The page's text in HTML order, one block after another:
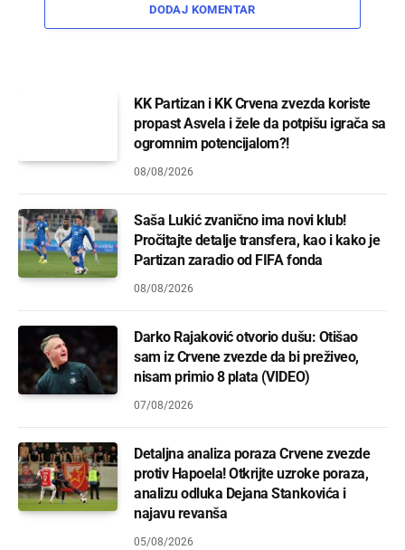
DODAJ KOMENTAR
KK Partizan i KK Crvena zvezda koriste
propast Asvela i žele da potpišu igrača sa
ogromnim potencijalom?!
08/08/2026
Saša Lukić zvanično ima novi klub!
Pročitajte detalje transfera, kao i kako je
Partizan zaradio od FIFA fonda
08/08/2026
Darko Rajaković otvorio dušu: Otišao
sam iz Crvene zvezde da bi preživeo,
nisam primio 8 plata (VIDEO)
07/08/2026
Detaljna analiza poraza Crvene zvezde
protiv Hapoela! Otkrijte uzroke poraza,
analizu odluka Dejana Stankovića i
najavu revanša
05/08/2026